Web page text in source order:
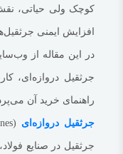
جنس بدنه چرخ‌ها معمولاً از
بالایی در برابر فشار و
بلبرینگ یا یاتاقان
برای حرکت نرم‌تر و کاهش
کوچک ولی حیاتی،
افزایش ایمنی
در این مقاله از
جرثقیل دروازه‌ای،
راهنمای خرید آن
جرثقیل‌ دروازه‌ای
جرثقیل در صنایع